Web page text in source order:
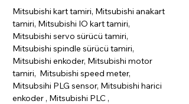
Mitsubishi kart tamiri, Mitsubishi anakart
tamiri, Mitsubishi IO kart tamiri,
Mitsubishi servo sürücü tamiri,
Mitsubishi spindle sürücü tamiri,
Mitsubishi enkoder, Mitsubishi motor
tamiri, Mitsubishi speed meter,
Mitsubsihi PLG sensor, Mitsubishi harici
enkoder , Mitsubishi PLC ,